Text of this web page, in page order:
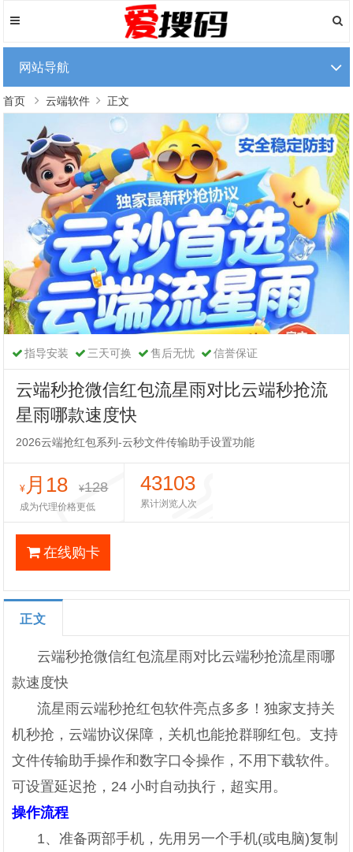
网站导航
首页 云端软件 正文
指导安装 三天可换 售后无忧 信誉保证
云端秒抢微信红包流星雨对比云端秒抢流
星雨哪款速度快
2026云端抢红包系列-云秒文件传输助手设置功能
¥ 月18 ¥128
成为代理价格更低
43103
累计浏览人次
在线购卡
正文
云端秒抢微信红包流星雨对比云端秒抢流星雨哪
款速度快
流星雨云端秒抢红包软件亮点多多！独家支持关
机秒抢，云端协议保障，关机也能抢群聊红包。支持
文件传输助手操作和数字口令操作，不用下载软件。
可设置延迟抢，24 小时自动执行，超实用。
操作流程
1、准备两部手机，先用另一个手机(或电脑)复制